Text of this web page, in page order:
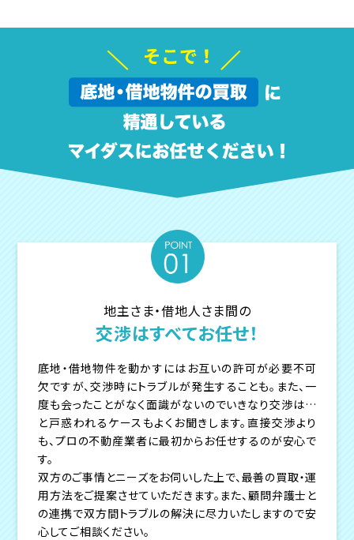
地主さま・借地人さま間の
交渉はすべてお任せ！
底地・借地物件を動かすにはお互いの許可が必要不可
欠ですが、交渉時にトラブルが発生することも。また、一
度も会ったことがなく面識がないのでいきなり交渉は…
と戸惑われるケースもよくお聞きします。直接交渉より
も、プロの不動産業者に最初からお任せするのが安心で
す。
双方のご事情とニーズをお伺いした上で、最善の買取・運
用方法をご提案させていただきます。また、顧問弁護士と
の連携で双方間トラブルの解決に尽力いたしますので安
心してご相談ください。